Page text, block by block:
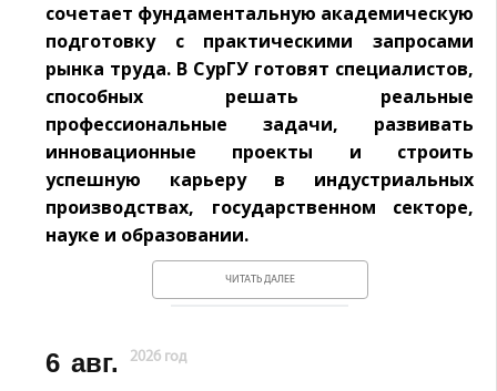
сочетает фундаментальную академическую
подготовку с практическими запросами
рынка труда. В СурГУ готовят специалистов,
способных решать реальные
профессиональные задачи, развивать
инновационные проекты и строить
успешную карьеру в индустриальных
производствах, государственном секторе,
науке и образовании.
ЧИТАТЬ ДАЛЕЕ
6 авг. 2026 год